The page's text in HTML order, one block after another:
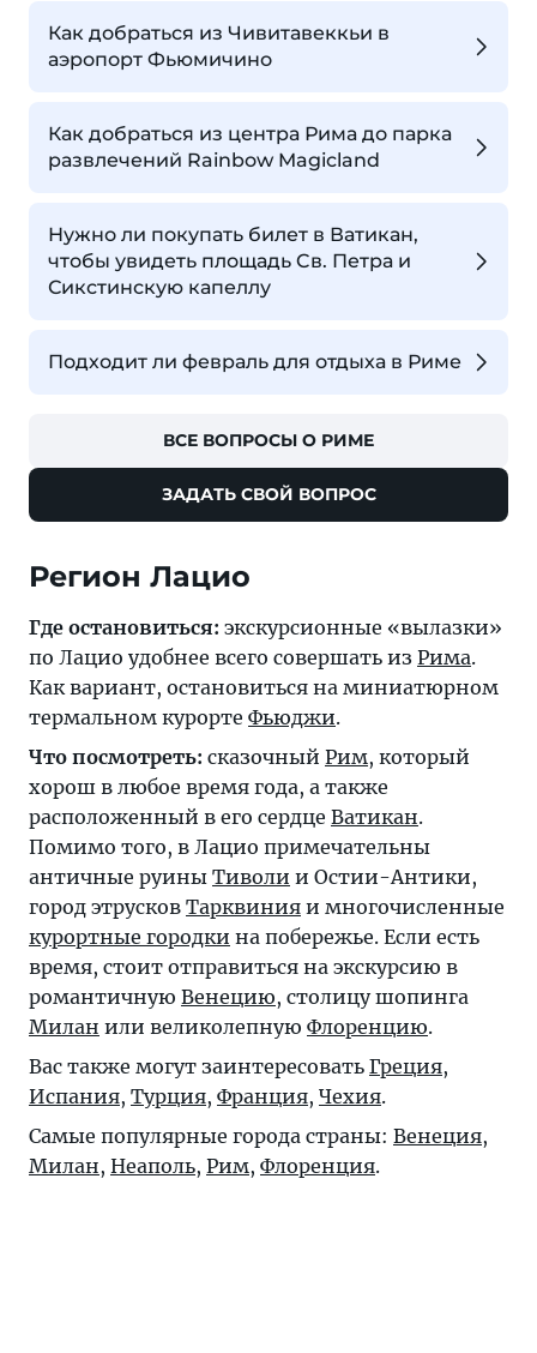
Как добраться из Чивитавеккьи в
аэропорт Фьюмичино
Как добраться из центра Рима до парка
развлечений Rainbow Magicland
Нужно ли покупать билет в Ватикан,
чтобы увидеть площадь Cв. Петра и
Сикстинскую капеллу
Подходит ли февраль для отдыха в Риме
ВСЕ ВОПРОСЫ О РИМЕ
ЗАДАТЬ СВОЙ ВОПРОС
Регион Лацио
Где остановиться: экскурсионные «вылазки»
по Лацио удобнее всего совершать из Рима.
Как вариант, остановиться на миниатюрном
термальном курорте Фьюджи.
Что посмотреть: сказочный Рим, который
хорош в любое время года, а также
расположенный в его сердце Ватикан.
Помимо того, в Лацио примечательны
античные руины Тиволи и Остии-Антики,
город этрусков Тарквиния и многочисленные
курортные городки на побережье. Если есть
время, стоит отправиться на экскурсию в
романтичную Венецию, столицу шопинга
Милан или великолепную Флоренцию.
Вас также могут заинтересовать Греция,
Испания, Турция, Франция, Чехия.
Самые популярные города страны: Венеция,
Милан, Неаполь, Рим, Флоренция.